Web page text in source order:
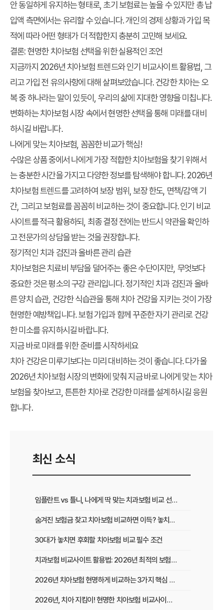
안 동일하게 유지하는 형태로, 초기 보험료는 높을 수 있지만 총 납
입액 측면에서는 유리할 수 있습니다. 개인의 경제 상황과 가입 목
적에 따라 어떤 형태가 더 적합한지 충분히 고민해 보세요.
결론: 현명한 치아보험 선택을 위한 실용적인 조언
지금까지 2026년 치아보험 트렌드와 인기 비교사이트 활용법, 그
리고 가입 전 유의사항에 대해 살펴보았습니다. 건강한 치아는 오
복 중 하나라는 말이 있듯이, 우리의 삶에 지대한 영향을 미칩니다.
변화하는 치아보험 시장 속에서 현명한 선택을 통해 미래를 대비
하시길 바랍니다.
나에게 맞는 치아보험, 꼼꼼한 비교가 핵심!
수많은 상품 중에서 나에게 가장 적합한 치아보험을 찾기 위해서
는 충분한 시간을 가지고 다양한 정보를 탐색해야 합니다. 2026년
치아보험 트렌드를 고려하여 보장 범위, 보장 한도, 면책/감액 기
간, 그리고 보험료를 꼼꼼히 비교하는 것이 중요합니다. 인기 비교
사이트를 적극 활용하되, 최종 결정 전에는 반드시 약관을 확인하
고 전문가의 상담을 받는 것을 권장합니다.
정기적인 치과 검진과 올바른 관리 습관
치아보험은 치료비 부담을 덜어주는 좋은 수단이지만, 무엇보다
중요한 것은 평소의 구강 관리입니다. 정기적인 치과 검진과 올바
른 양치 습관, 건강한 식습관을 통해 치아 건강을 지키는 것이 가장
현명한 예방책입니다. 보험 가입과 함께 꾸준한 자기 관리로 건강
한 미소를 유지하시길 바랍니다.
지금 바로 미래를 위한 준비를 시작하세요
치아 건강은 미루기보다는 미리 대비하는 것이 좋습니다. 다가올
2026년 치아보험 시장의 변화에 맞춰 지금 바로 나에게 맞는 치아
보험을 찾아보고, 튼튼한 치아로 건강한 미래를 설계하시길 응원
합니다.
최신 소식
임플란트 vs 틀니, 나에게 딱 맞는 치과보험 비교 선택 가이드
숨겨진 보험금 찾고 치아보험 비교하면 이득? 놓치면 후회하는 꿀팁
30대가 놓치면 후회할 치아보험 비교 필수 조건
치과보험 비교사이트 활용법: 2026년 최적의 보험 똑똑하게 선택하는 방법
2026년 치아보험 현명하게 비교하는 3가지 핵심 전략
2026년, 치아 지킴이! 현명한 치아보험 비교사이트 선택 노하우